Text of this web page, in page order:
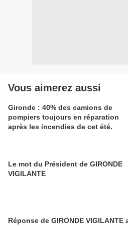
Vous aimerez aussi
Gironde : 40% des camions de
pompiers toujours en réparation
après les incendies de cet été.
Le mot du Président de GIRONDE
VIGILANTE
Réponse de GIRONDE VIGILANTE